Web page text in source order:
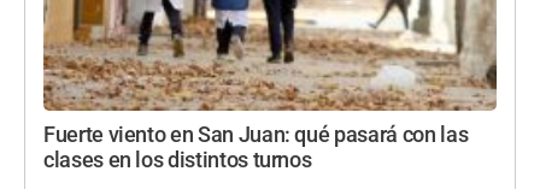
Fuerte viento en San Juan: qué pasará con las
clases en los distintos turnos